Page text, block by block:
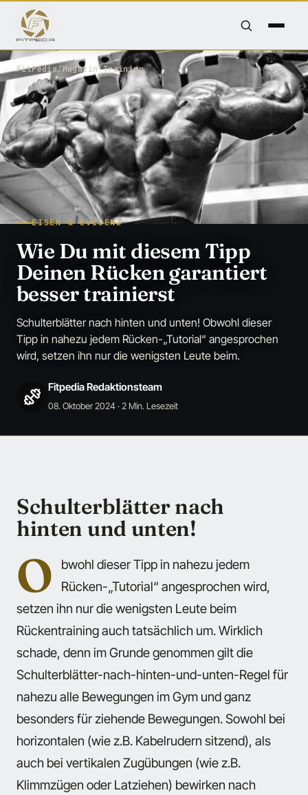
FitPedia/Magazin/Training
EISEN & EVIDENZ
Wie Du mit diesem Tipp
Deinen Rücken garantiert
besser trainierst
Schulterblätter nach hinten und unten! Obwohl dieser
Tipp in nahezu jedem Rücken-„Tutorial“ angesprochen
wird, setzen ihn nur die wenigsten Leute beim.
Fitpedia Redaktionsteam
08. Oktober 2024· 2 Min. Lesezeit
Schulterblätter nach
hinten und unten!
O
bwohl dieser Tipp in nahezu jedem
Rücken-„Tutorial“ angesprochen wird,
setzen ihn nur die wenigsten Leute beim
Rückentraining auch tatsächlich um. Wirklich
schade, denn im Grunde genommen gilt die
Schulterblätter-nach-hinten-und-unten-Regel für
nahezu alle Bewegungen im Gym und ganz
besonders für ziehende Bewegungen. Sowohl bei
horizontalen (wie z.B. Kabelrudern sitzend), als
auch bei vertikalen Zugübungen (wie z.B.
Klimmzügen oder Latziehen) bewirken nach